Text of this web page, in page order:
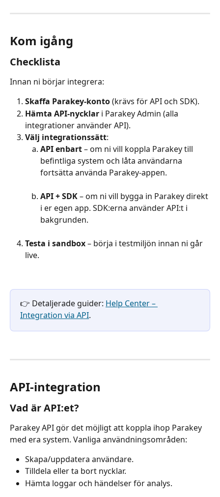
Kom igång
Checklista
Innan ni börjar integrera:
Skaffa Parakey-konto (krävs för API och SDK).
Hämta API-nycklar i Parakey Admin (alla
integrationer använder API).
Välj integrationssätt:
API enbart – om ni vill koppla Parakey till
befintliga system och låta användarna
fortsätta använda Parakey-appen.
API + SDK – om ni vill bygga in Parakey direkt
i er egen app. SDK:erna använder API:t i
bakgrunden.
Testa i sandbox – börja i testmiljön innan ni går
live.
👉 Detaljerade guider: Help Center –
Integration via API.
API-integration
Vad är API:et?
Parakey API gör det möjligt att koppla ihop Parakey
med era system. Vanliga användningsområden:
Skapa/uppdatera användare.
Tilldela eller ta bort nycklar.
Hämta loggar och händelser för analys.